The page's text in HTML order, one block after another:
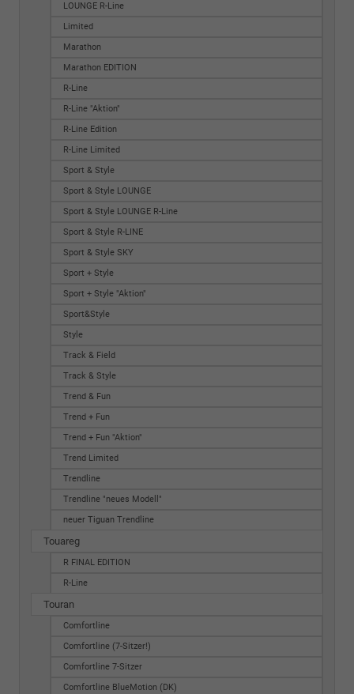
LOUNGE R-Line
Limited
Marathon
Marathon EDITION
R-Line
R-Line "Aktion"
R-Line Edition
R-Line Limited
Sport & Style
Sport & Style LOUNGE
Sport & Style LOUNGE R-Line
Sport & Style R-LINE
Sport & Style SKY
Sport + Style
Sport + Style "Aktion"
Sport&Style
Style
Track & Field
Track & Style
Trend & Fun
Trend + Fun
Trend + Fun "Aktion"
Trend Limited
Trendline
Trendline "neues Modell"
neuer Tiguan Trendline
Touareg
R FINAL EDITION
R-Line
Touran
Comfortline
Comfortline (7-Sitzer!)
Comfortline 7-Sitzer
Comfortline BlueMotion (DK)